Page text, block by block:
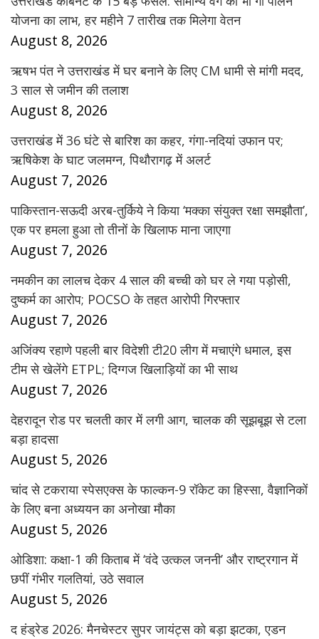
योजना का लाभ, हर महीने 7 तारीख तक मिलेगा वेतन
August 8, 2026
ऋषभ पंत ने उत्तराखंड में घर बनाने के लिए CM धामी से मांगी मदद,
3 साल से जमीन की तलाश
August 8, 2026
उत्तराखंड में 36 घंटे से बारिश का कहर, गंगा-नदियां उफान पर;
ऋषिकेश के घाट जलमग्न, पिथौरागढ़ में अलर्ट
August 7, 2026
पाकिस्तान-सऊदी अरब-तुर्किये ने किया ‘मक्का संयुक्त रक्षा समझौता’,
एक पर हमला हुआ तो तीनों के खिलाफ माना जाएगा
August 7, 2026
नमकीन का लालच देकर 4 साल की बच्ची को घर ले गया पड़ोसी,
दुष्कर्म का आरोप; POCSO के तहत आरोपी गिरफ्तार
August 7, 2026
अजिंक्य रहाणे पहली बार विदेशी टी20 लीग में मचाएंगे धमाल, इस
टीम से खेलेंगे ETPL; दिग्गज खिलाड़ियों का भी साथ
August 7, 2026
देहरादून रोड पर चलती कार में लगी आग, चालक की सूझबूझ से टला
बड़ा हादसा
August 5, 2026
चांद से टकराया स्पेसएक्स के फाल्कन-9 रॉकेट का हिस्सा, वैज्ञानिकों
के लिए बना अध्ययन का अनोखा मौका
August 5, 2026
ओडिशा: कक्षा-1 की किताब में ‘वंदे उत्कल जननी’ और राष्ट्रगान में
छपीं गंभीर गलतियां, उठे सवाल
August 5, 2026
द हंड्रेड 2026: मैनचेस्टर सुपर जायंट्स को बड़ा झटका, एडन